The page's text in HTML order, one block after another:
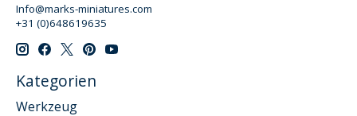
Info@marks-miniatures.com
+31 (0)648619635
Kategorien
Werkzeug